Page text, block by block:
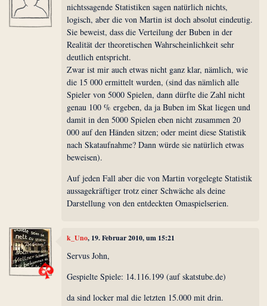
nichtssagende Statistiken sagen natürlich nichts,
logisch, aber die von Martin ist doch absolut eindeutig.
Sie beweist, dass die Verteilung der Buben in der
Realität der theoretischen Wahrscheinlichkeit sehr
deutlich entspricht.
Zwar ist mir auch etwas nicht ganz klar, nämlich, wie
die 15 000 ermittelt wurden, (sind das nämlich alle
Spieler von 5000 Spielen, dann dürfte die Zahl nicht
genau 100 % ergeben, da ja Buben im Skat liegen und
damit in den 5000 Spielen eben nicht zusammen 20
000 auf den Händen sitzen; oder meint diese Statistik
nach Skataufnahme? Dann würde sie natürlich etwas
beweisen).
Auf jeden Fall aber die von Martin vorgelegte Statistik
aussagekräftiger trotz einer Schwäche als deine
Darstellung von den entdeckten Omaspielserien.
k_Uno, 19. Februar 2010, um 15:21
Servus John,
Gespielte Spiele: 14.116.199 (auf skatstube.de)
da sind locker mal die letzten 15.000 mit drin.